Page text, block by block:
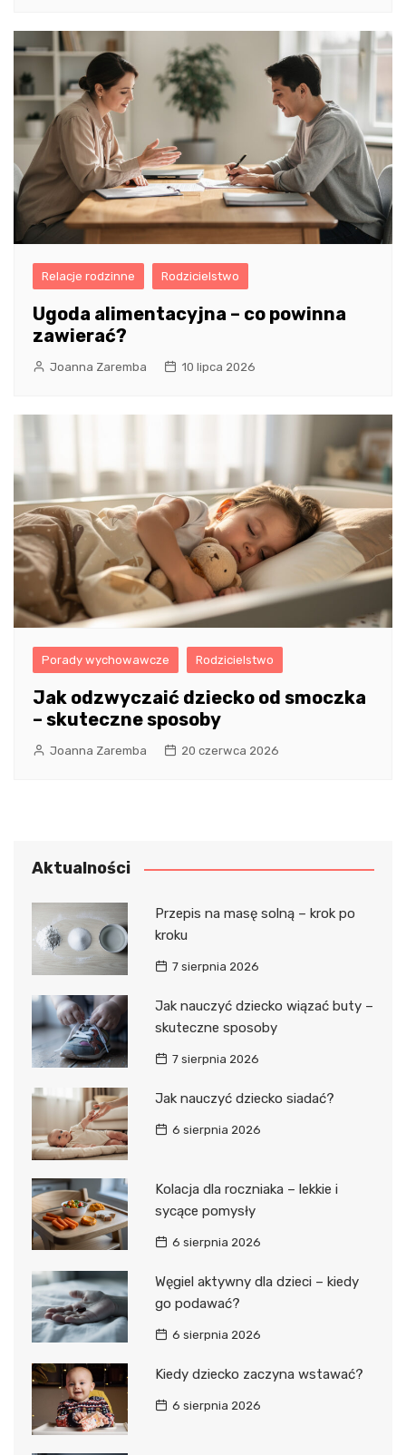
Relacje rodzinne Rodzicielstwo
Ugoda alimentacyjna – co powinna
zawierać?
Joanna Zaremba 10 lipca 2026
Porady wychowawcze Rodzicielstwo
Jak odzwyczaić dziecko od smoczka
– skuteczne sposoby
Joanna Zaremba 20 czerwca 2026
Aktualności
Przepis na masę solną – krok po
kroku
7 sierpnia 2026
Jak nauczyć dziecko wiązać buty –
skuteczne sposoby
7 sierpnia 2026
Jak nauczyć dziecko siadać?
6 sierpnia 2026
Kolacja dla roczniaka – lekkie i
sycące pomysły
6 sierpnia 2026
Węgiel aktywny dla dzieci – kiedy
go podawać?
6 sierpnia 2026
Kiedy dziecko zaczyna wstawać?
6 sierpnia 2026